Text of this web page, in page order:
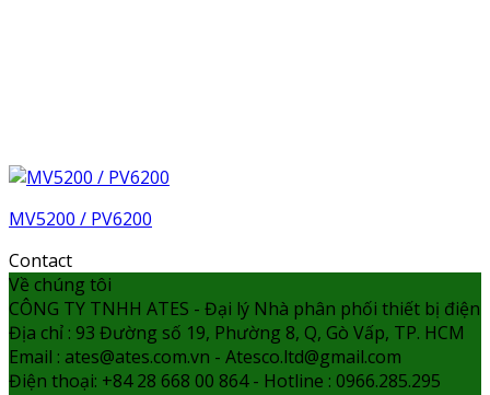
MV5200 / PV6200
Contact
Về chúng tôi
CÔNG TY TNHH ATES - Đại lý Nhà phân phối thiết bị điện
Địa chỉ : 93 Đường số 19, Phường 8, Q, Gò Vấp, TP. HCM
Email : ates@ates.com.vn - Atesco.ltd@gmail.com
Điện thoại: +84 28 668 00 864 - Hotline : 0966.285.295